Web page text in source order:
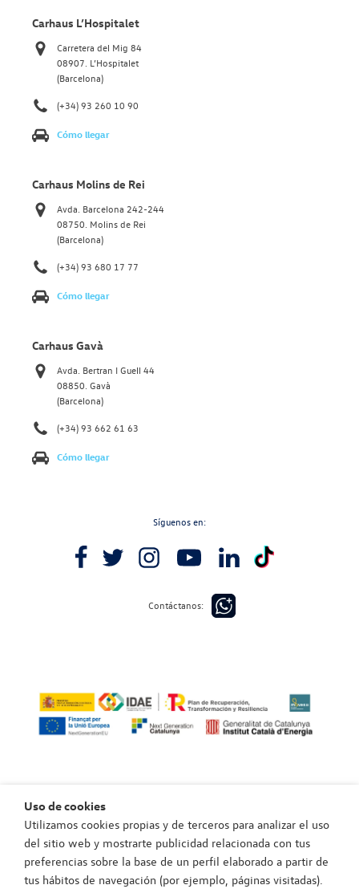
Carhaus L’Hospitalet
Carretera del Mig 84
08907. L’Hospitalet
(Barcelona)
(+34) 93 260 10 90
Cómo llegar
Carhaus Molins de Rei
Avda. Barcelona 242-244
08750. Molins de Rei
(Barcelona)
(+34) 93 680 17 77
Cómo llegar
Carhaus Gavà
Avda. Bertran I Guell 44
08850. Gavà
(Barcelona)
(+34) 93 662 61 63
Cómo llegar
Síguenos en:
Contáctanos:
Política de privacidad
Política de cookies
Aviso legal
Política de privacidad canal de integridad
Uso de cookies
Utilizamos cookies propias y de terceros para analizar el uso
del sitio web y mostrarte publicidad relacionada con tus
preferencias sobre la base de un perfil elaborado a partir de
tus hábitos de navegación (por ejemplo, páginas visitadas).